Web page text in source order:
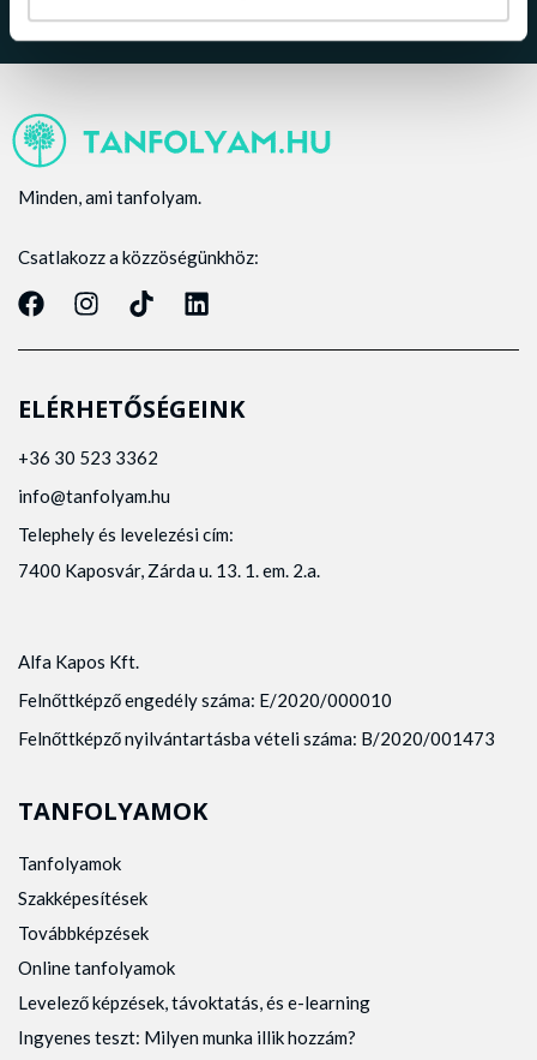
Minden, ami tanfolyam.
Csatlakozz a közzöségünkhöz:
ELÉRHETŐSÉGEINK
+36 30 523 3362
info@tanfolyam.hu
Telephely és levelezési cím:
7400 Kaposvár, Zárda u. 13. 1. em. 2.a.
Alfa Kapos Kft.
Felnőttképző engedély száma: E/2020/000010
Felnőttképző nyilvántartásba vételi száma: B/2020/001473
TANFOLYAMOK
Tanfolyamok
Szakképesítések
Továbbképzések
Online tanfolyamok
Levelező képzések, távoktatás, és e-learning
Ingyenes teszt: Milyen munka illik hozzám?